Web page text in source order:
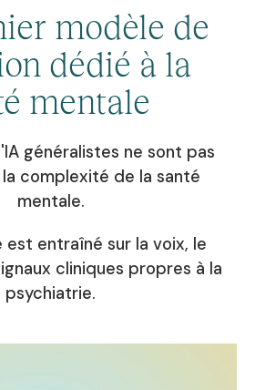
d'évaluation et leur fréquence. Un suivi
patient.
modèle de
dédié à la
mentale
généralistes ne sont pas
complexité de la santé
mentale.
entraîné sur la voix, le
cliniques propres à la
psychiatrie.